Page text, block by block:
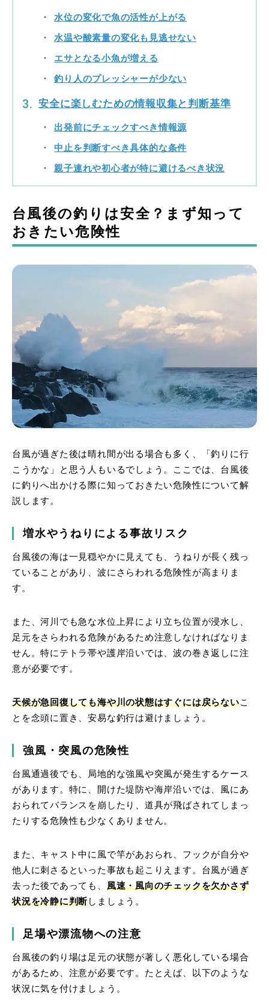
水位の変化で魚の活性が上がる
水温や酸素量の変化も見逃せない
エサとなる小魚が増える
釣り人のプレッシャーが少ない
安全に楽しむための情報収集と判断基準
出発前にチェックすべき情報源
中止を判断すべき具体的な条件
親子連れや初心者が特に避けるべき状況
台風後の釣りは安全？まず知って
おきたい危険性
台風が過ぎた後は晴れ間が出る場合も多く、「釣りに行
こうかな」と思う人もいるでしょう。ここでは、台風後
に釣りへ出かける際に知っておきたい危険性について解
説します。
増水やうねりによる事故リスク
台風後の海は一見穏やかに見えても、うねりが長く残っ
ていることがあり、波にさらわれる危険性が高まりま
す。
また、河川でも急な水位上昇により立ち位置が浸水し、
足元をさらわれる危険があるため注意しなければなりま
せん。特にテトラ帯や護岸沿いでは、波の巻き返しに注
意が必要です。
天候が急回復しても海や川の状態はすぐには戻らないこ
とを念頭に置き、安易な釣行は避けましょう。
強風・突風の危険性
台風通過後でも、局地的な強風や突風が発生するケース
があります。特に、開けた堤防や海岸沿いでは、風にあ
おられてバランスを崩したり、道具が飛ばされてしまっ
たりする危険性も少なくありません。
また、キャスト中に風で竿があおられ、フックが自分や
他人に刺さるといった事故も起こりえます。 台風が過ぎ
去った後であっても、 風速・風向のチェックを欠かさず
状況を冷静に判断しましょう。
足場や漂流物への注意
台風後の釣り場は足元の状態が著しく悪化している場合
があるため、注意が必要です。たとえば、以下のような
状況に気を付けましょう。